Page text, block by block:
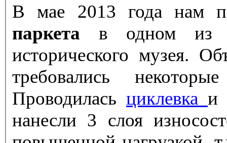
В мае 2013 года нам
паркета в одном из
исторического музея.
требовались
Проводилась циклевка
нанесли 3 слоя